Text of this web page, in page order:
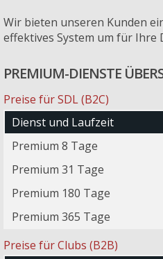
Wir bieten unseren Kunden
effektives System um für Ihre
PREMIUM-DIENSTE
Preise für SDL (B2C)
Dienst und Laufzeit
Premium 8 Tage
Premium 31 Tage
Premium 180 Tage
Premium 365 Tage
Preise für Clubs (B2B)